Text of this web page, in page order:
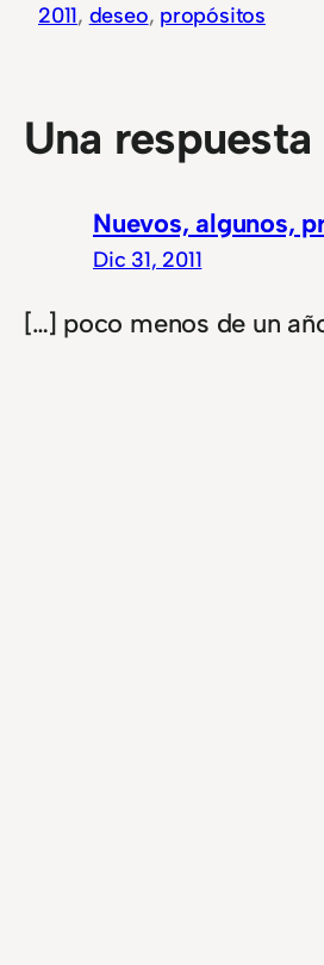
2011, deseo, propósitos
Una respuesta
Nuevos, algunos,
Dic 31, 2011
[…] poco menos de un